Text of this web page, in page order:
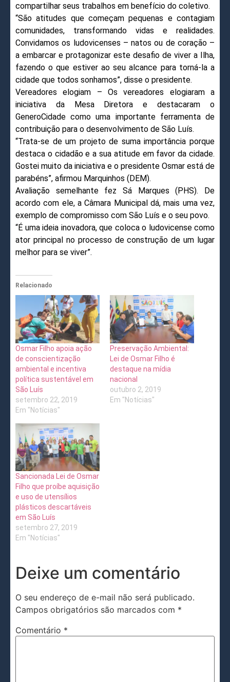
compartilhar seus trabalhos em benefício do coletivo.
“São atitudes que começam pequenas e contagiam
comunidades, transformando vidas e realidades.
Convidamos os ludovicenses – natos ou de coração –
a embarcar e protagonizar este desafio de viver a Ilha,
fazendo o que estiver ao seu alcance para torná-la a
cidade que todos sonhamos”, disse o presidente.
Vereadores elogiam – Os vereadores elogiaram a
iniciativa da Mesa Diretora e destacaram o
GeneroCidade como uma importante ferramenta de
contribuição para o desenvolvimento de São Luís.
“Trata-se de um projeto de suma importância porque
destaca o cidadão e a sua atitude em favor da cidade.
Gostei muito da iniciativa e o presidente Osmar está de
parabéns”, afirmou Marquinhos (DEM).
Avaliação semelhante fez Sá Marques (PHS). De
acordo com ele, a Câmara Municipal dá, mais uma vez,
exemplo de compromisso com São Luís e o seu povo.
“É uma ideia inovadora, que coloca o ludovicense como
ator principal no processo de construção de um lugar
melhor para se viver”.
Relacionado
Osmar Filho apoia ação
de conscientização
ambiental e incentiva
política sustentável em
São Luís
setembro 22, 2019
Em "Notícias"
Preservação Ambiental:
Lei de Osmar Filho é
destaque na mídia
nacional
outubro 2, 2019
Em "Notícias"
Sancionada Lei de Osmar
Filho que proíbe aquisição
e uso de utensílios
plásticos descartáveis
em São Luís
setembro 27, 2019
Em "Notícias"
Deixe um comentário
O seu endereço de e-mail não será publicado.
Campos obrigatórios são marcados com *
Comentário *